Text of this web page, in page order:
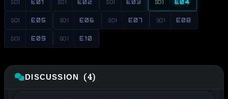
S01 E01 S01 E02 S01 E03 S01 E04
S01 E05 S01 E06 S01 E07 S01 E08
S01 E09 S01 E10
DISCUSSION (4)